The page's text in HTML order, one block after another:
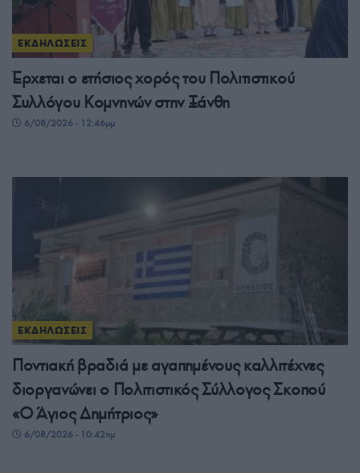
ΕΚΔΗΛΩΣΕΙΣ
Έρχεται ο ετήσιος χορός του Πολιτιστικού
Συλλόγου Κομνηνών στην Ξάνθη
6/08/2026 - 12:46μμ
ΕΚΔΗΛΩΣΕΙΣ
Ποντιακή βραδιά με αγαπημένους καλλιτέχνες
διοργανώνει ο Πολιτιστικός Σύλλογος Σκοπού
«Ο Άγιος Δημήτριος»
6/08/2026 - 10:42πμ